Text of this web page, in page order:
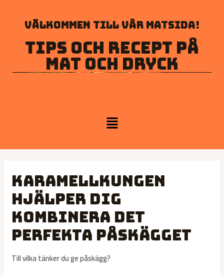
Välkommen till vår matsida!
Tips och recept på
mat och dryck
Karamellkungen
hjälper dig
kombinera det
perfekta påskägget
Till vilka tänker du ge påskägg?